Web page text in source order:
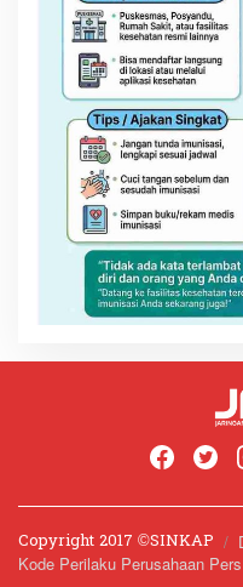
Copyright 2017 ©️SINKAP
Kode Perilaku Perusahaan Pers